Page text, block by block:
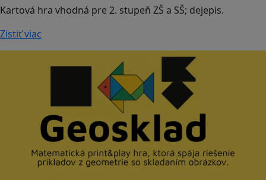
Kartová hra vhodná pre 2. stupeň ZŠ a SŠ; dejepis.
Zistiť viac